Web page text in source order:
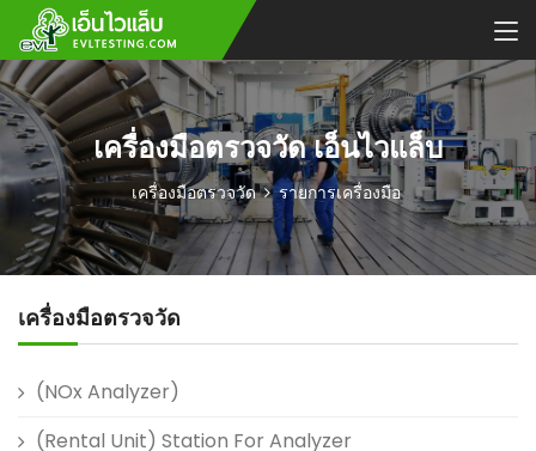
เครื่องมือตรวจวัด เอ็นไวแล็บ
เครื่องมือตรวจวัด รายการเครื่องมือ
เครื่องมือตรวจวัด
(NOx Analyzer)
(Rental Unit) Station For Analyzer